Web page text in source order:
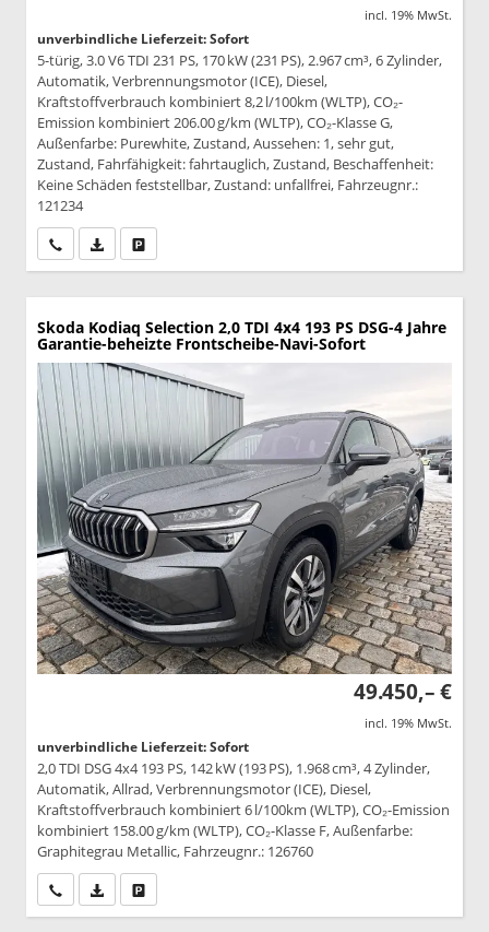
incl. 19% MwSt.
unverbindliche Lieferzeit: Sofort
5-türig, 3.0 V6 TDI 231 PS, 170 kW (231 PS), 2.967 cm³, 6 Zylinder,
Automatik, Verbrennungsmotor (ICE), Diesel,
Kraftstoffverbrauch kombiniert 8,2 l/100km (WLTP), CO₂-
Emission kombiniert 206.00 g/km (WLTP), CO₂-Klasse G,
Außenfarbe: Purewhite, Zustand, Aussehen: 1, sehr gut,
Zustand, Fahrfähigkeit: fahrtauglich, Zustand, Beschaffenheit:
Keine Schäden feststellbar, Zustand: unfallfrei, Fahrzeugnr.:
121234
Wir rufen Sie anPDF-Datei, Fahrzeugexposé drucken
Skoda Kodiaq Selection 2,0 TDI 4x4 193 PS DSG-4 Jahre
Garantie-beheizte Frontscheibe-Navi-Sofort
49.450,– €
incl. 19% MwSt.
unverbindliche Lieferzeit: Sofort
2,0 TDI DSG 4x4 193 PS, 142 kW (193 PS), 1.968 cm³, 4 Zylinder,
Automatik, Allrad, Verbrennungsmotor (ICE), Diesel,
Kraftstoffverbrauch kombiniert 6 l/100km (WLTP), CO₂-Emission
kombiniert 158.00 g/km (WLTP), CO₂-Klasse F, Außenfarbe:
Graphitegrau Metallic, Fahrzeugnr.: 126760
Wir rufen Sie anPDF-Datei, Fahrzeugexposé drucken